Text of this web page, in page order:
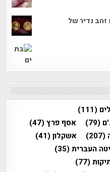
זהב נדיר של
(111)
(79) אסף פרץ(47)
(207) אשקלון(41)
העברית(35)
(77)